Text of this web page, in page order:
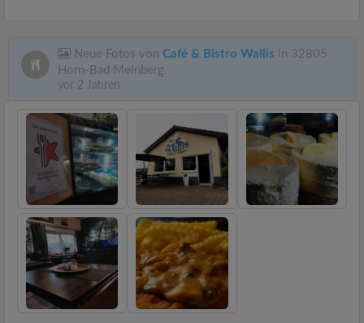
Neue Fotos von Café & Bistro Wallis in 32805
Horn-Bad Meinberg.
vor 2 Jahren